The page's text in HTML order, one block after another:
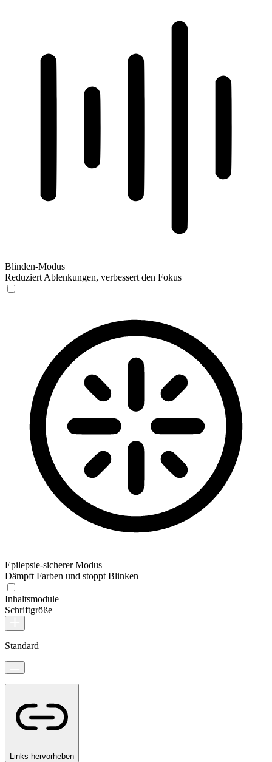
Blinden-Modus
Reduziert Ablenkungen, verbessert den Fokus
Epilepsie-sicherer Modus
Dämpft Farben und stoppt Blinken
Inhaltsmodule
Schriftgröße
Standard
Links hervorheben